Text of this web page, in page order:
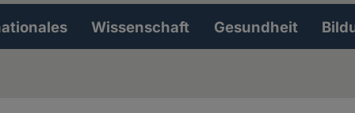
Wissenschaft Gesundheit